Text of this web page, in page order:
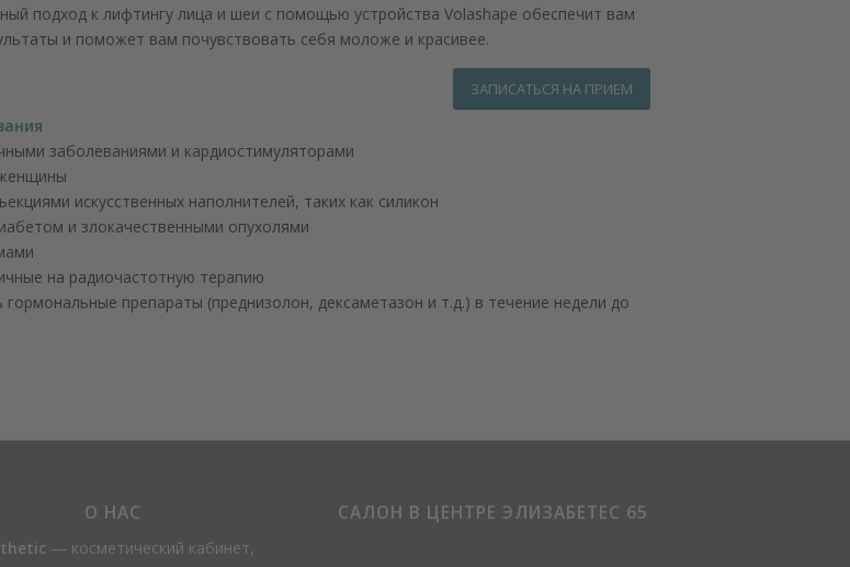
подход к лифтингу лица и шеи с помощью устройства Volashape обеспечит вам
и поможет вам почувствовать себя моложе и красивее.
ЗАПИСАТЬСЯ НА ПРИЕМ
заболеваниями и кардиостимуляторами
искусственных наполнителей, таких как силикон
и злокачественными опухолями
на радиочастотную терапию
гормональные препараты (преднизолон, дексаметазон и т.д.) в течение недели до
О НАС
— косметический кабинет,
САЛОН В ЦЕНТРЕ ЭЛИЗАБЕТЕС 65